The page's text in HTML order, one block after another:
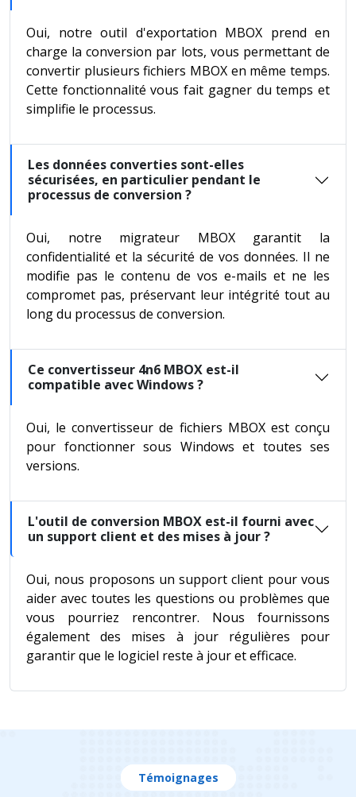
Oui, notre outil d'exportation MBOX prend en
charge la conversion par lots, vous permettant de
convertir plusieurs fichiers MBOX en même temps.
Cette fonctionnalité vous fait gagner du temps et
simplifie le processus.
Les données converties sont-elles
sécurisées, en particulier pendant le
processus de conversion ?
Oui, notre migrateur MBOX garantit la
confidentialité et la sécurité de vos données. Il ne
modifie pas le contenu de vos e-mails et ne les
compromet pas, préservant leur intégrité tout au
long du processus de conversion.
Ce convertisseur 4n6 MBOX est-il
compatible avec Windows ?
Oui, le convertisseur de fichiers MBOX est conçu
pour fonctionner sous Windows et toutes ses
versions.
L'outil de conversion MBOX est-il fourni avec
un support client et des mises à jour ?
Oui, nous proposons un support client pour vous
aider avec toutes les questions ou problèmes que
vous pourriez rencontrer. Nous fournissons
également des mises à jour régulières pour
garantir que le logiciel reste à jour et efficace.
Témoignages